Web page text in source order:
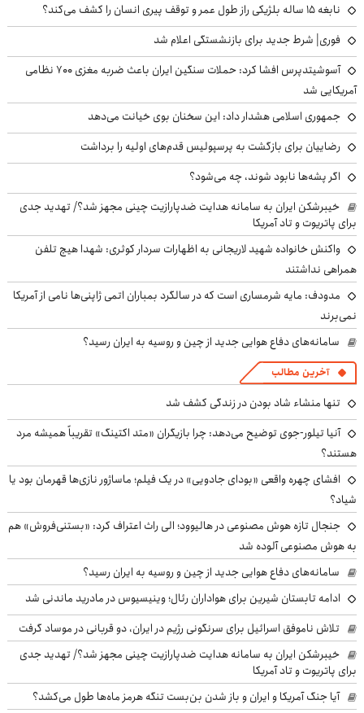
نابغه ۱۵ ساله بلژیکی راز طول عمر و توقف پیری انسان را کشف می‌کند؟
فوری| شرط جدید برای بازنشستگی اعلام شد
آسوشیتدپرس افشا کرد: حملات سنگین ایران باعث ضربه مغزی ۷۰۰ نظامی
آمریکایی شد
جمهوری اسلامی هشدار داد: این سخنان بوی خیانت می‌دهد
رضاییان برای بازگشت به پرسپولیس قدم‌های اولیه را برداشت
اگر پشه‌ها نابود شوند، چه می‌شود؟
خیبرشکن ایران به سامانه هدایت ضدپارازیت چینی مجهز شد؟/ تهدید جدی
برای پاتریوت و تاد آمریکا
واکنش خانواده شهید لاریجانی به اظهارات سردار کوثری: شهدا هیچ تلفن
همراهی نداشتند
مدودف: مایه شرمساری است که در سالگرد بمباران اتمی ژاپنی‌ها نامی از آمریکا
نمی‌برند
سامانه‌های دفاع هوایی جدید از چین و روسیه به ایران رسید؟
آخرین مطالب
تنها منشاء شاد بودن در زندگی کشف شد
آنیا تیلور-جوی توضیح می‌دهد: چرا بازیگران «متد اکتینگ» تقریباً همیشه مرد
هستند؟
افشای چهره واقعی «بودای جادویی» در یک فیلم؛ ماساژور نازی‌ها قهرمان بود یا
شیاد؟
جنجال تازه هوش مصنوعی در هالیوود؛ الی راث اعتراف کرد: «بستنی‌فروش» هم
به هوش مصنوعی آلوده شد
سامانه‌های دفاع هوایی جدید از چین و روسیه به ایران رسید؟
ادامه تابستان شیرین برای هواداران رئال؛ وینیسیوس در مادرید ماندنی شد
تلاش ناموفق اسرائیل برای سرنگونی رژیم در ایران، دو قربانی در موساد گرفت
خیبرشکن ایران به سامانه هدایت ضدپارازیت چینی مجهز شد؟/ تهدید جدی
برای پاتریوت و تاد آمریکا
آیا جنگ آمریکا و ایران و باز شدن بن‌بست تنگه هرمز ماه‌ها طول می‌کشد؟